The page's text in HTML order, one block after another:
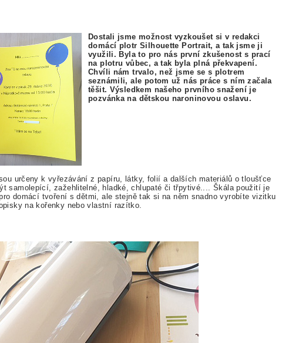
Dostali jsme možnost vyzkoušet si v redakci
domácí plotr Silhouette Portrait, a tak jsme ji
využili. Byla to pro nás první zkušenost s prací
na plotru vůbec, a tak byla plná překvapení.
Chvíli nám trvalo, než jsme se s plotrem
seznámili, ale potom už nás práce s ním začala
těšit. Výsledkem našeho prvního snažení je
pozvánka na dětskou naroninovou oslavu.
určeny k vyřezávání z papíru, látky, folií a dalších materiálů o tloušťce
samolepící, zažehlitelné, hladké, chlupaté či třpytivé.... Škála použití je
domácí tvoření s dětmi, ale stejně tak si na něm snadno vyrobíte vizitku
na kořenky nebo vlastní razítko.